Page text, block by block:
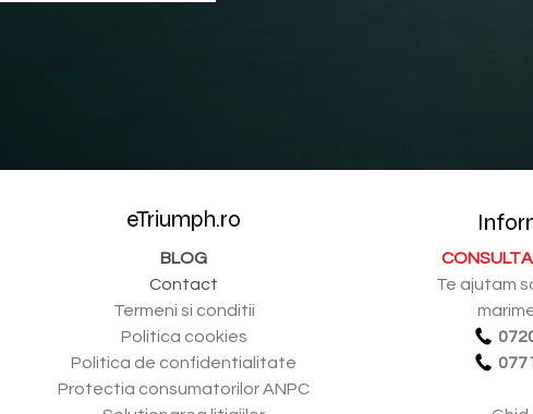
eTriumph.ro
BLOG
Contact
Termeni si conditii
Politica cookies
Politica de confidentialitate
Protectia consumatorilor ANPC
Te ajutam